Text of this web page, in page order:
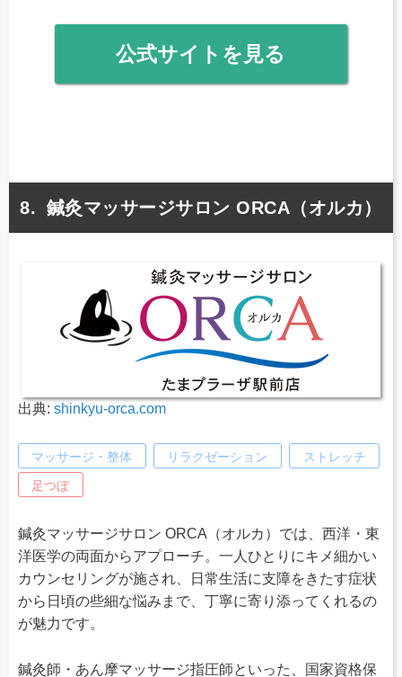
公式サイトを見る
鍼灸マッサージサロン ORCA（オルカ）
出典: shinkyu-orca.com
マッサージ・整体 リラクゼーション ストレッチ
足つぼ
鍼灸マッサージサロン ORCA（オルカ）では、西洋・東
洋医学の両面からアプローチ。一人ひとりにキメ細かい
カウンセリングが施され、日常生活に支障をきたす症状
から日頃の些細な悩みまで、丁寧に寄り添ってくれるの
が魅力です。
鍼灸師・あん摩マッサージ指圧師といった、国家資格保